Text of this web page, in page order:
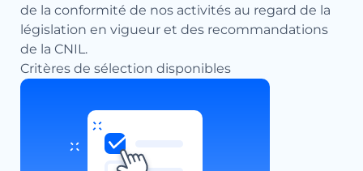
de la conformité de nos activités au regard de la
législation en vigueur et des recommandations
de la CNIL.
Critères de sélection disponibles